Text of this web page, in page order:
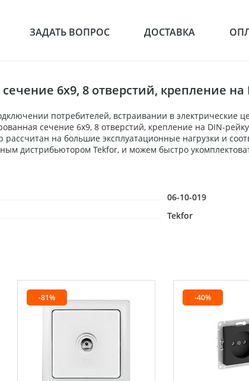
ЗАДАТЬ ВОПРОС ДОСТАВКА
6х9, 8 отверстий, крепление на
потребителей, встраивании в
сечение 6х9, 8 отверстий, крепление на DIN-
рассчитан на большие эксплуатационные нагрузки и
дистрибьютором Tekfor, и можем быстро
06-10-019
Tekfor
-81% -40%